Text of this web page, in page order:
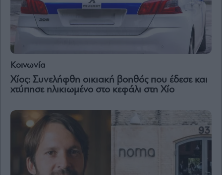
and
of
apply.
Κοινωνία
Χίος: Συνελήφθη οικιακή βοηθός που έδεσε και
χτύπησε ηλικιωμένο στο κεφάλι στη Χίο